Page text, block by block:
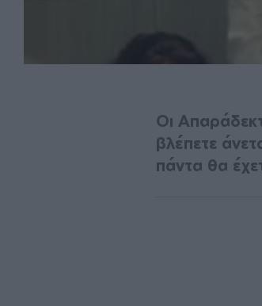
Οι
βλέπετε
πάντα θα